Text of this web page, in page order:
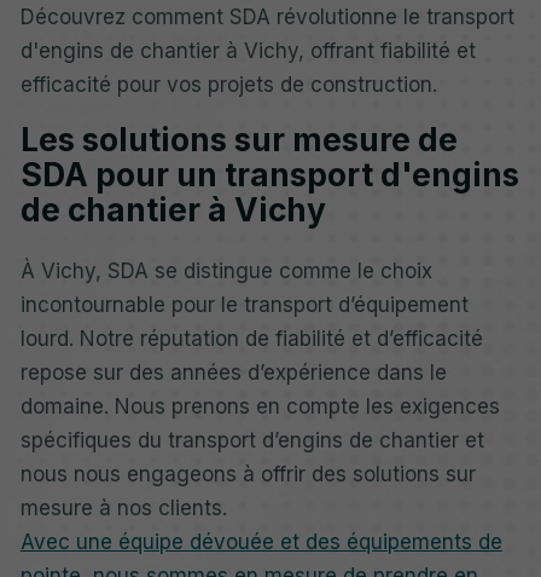
Découvrez comment SDA révolutionne le transport
d'engins de chantier à Vichy, offrant fiabilité et
efficacité pour vos projets de construction.
Les solutions sur mesure de
SDA pour un transport d'engins
de chantier à Vichy
À Vichy, SDA se distingue comme le choix
incontournable pour le transport d’équipement
lourd. Notre réputation de fiabilité et d’efficacité
repose sur des années d’expérience dans le
domaine. Nous prenons en compte les exigences
spécifiques du transport d’engins de chantier et
nous nous engageons à offrir des solutions sur
mesure à nos clients.
Avec une équipe dévouée et des équipements de